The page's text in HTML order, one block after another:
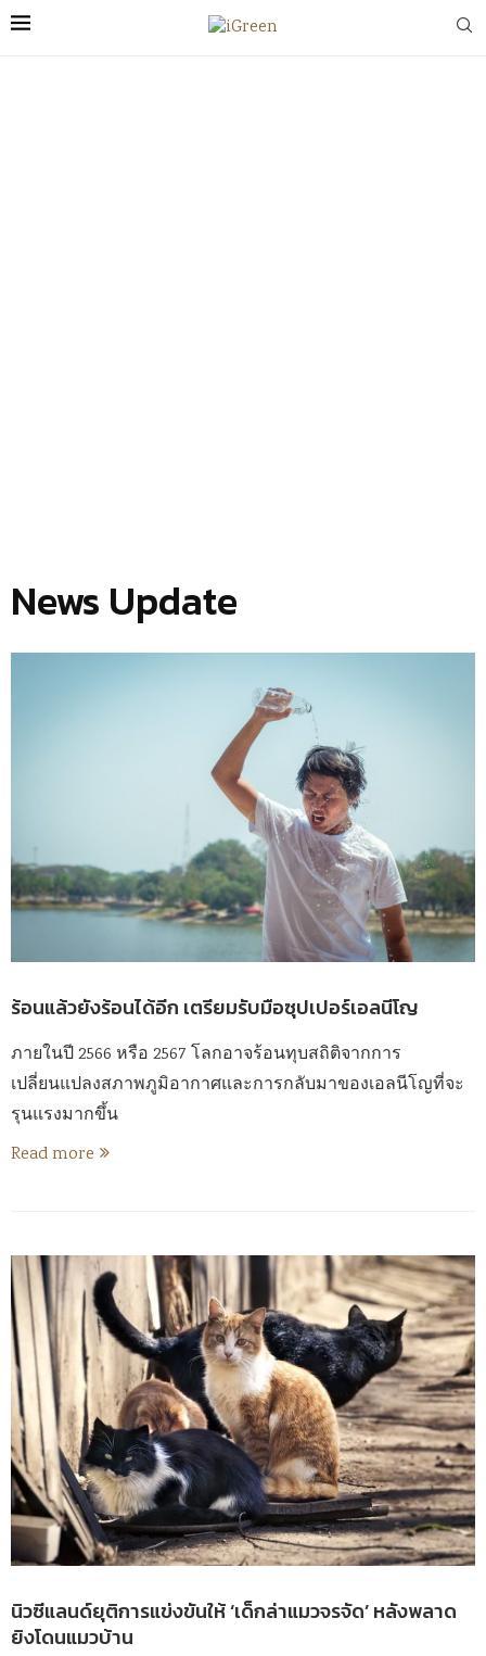
News Update
ร้อนแล้วยังร้อนได้อีก เตรียมรับมือซุปเปอร์เอลนีโญ
ภายในปี 2566 หรือ 2567 โลกอาจร้อนทุบสถิติจากการ
เปลี่ยนแปลงสภาพภูมิอากาศและการกลับมาของเอลนีโญที่จะ
รุนแรงมากขึ้น
Read more
นิวซีแลนด์ยุติการแข่งขันให้ ‘เด็กล่าแมวจรจัด’ หลังพลาด
ยิงโดนแมวบ้าน